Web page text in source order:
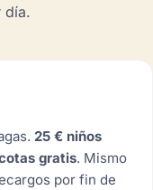
día.
25 € niños
gratis. Mismo
por fin de